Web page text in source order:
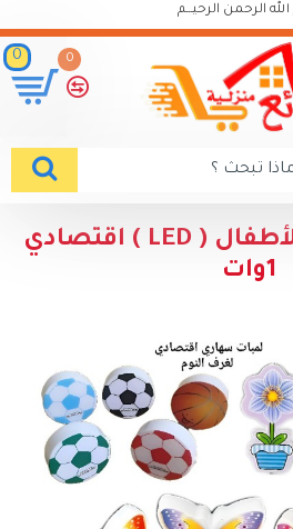
الرحمن الرحيـــم
0
0
لمبات سهاري للأطفال ( LED ) اقتصادي
1وات